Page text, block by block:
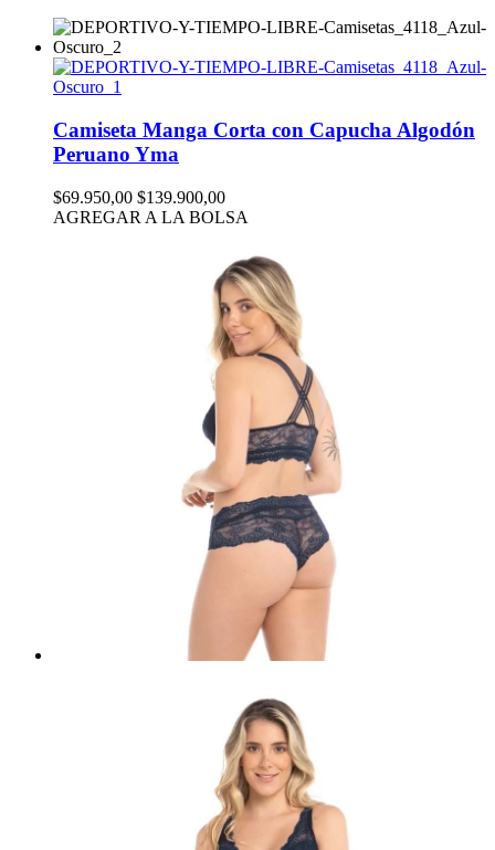
Camiseta Manga Corta con Capucha Algodón
Peruano Yma
$69.950,00 $139.900,00
AGREGAR A LA BOLSA